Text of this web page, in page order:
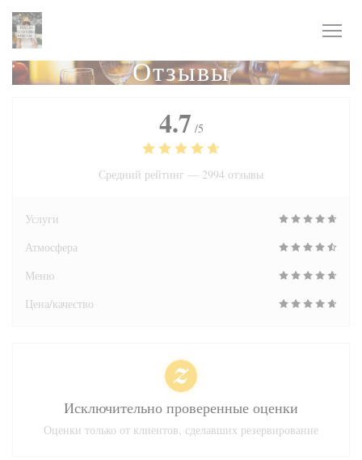
Панель управления cookies
Отзывы
4.7 /5
Средний рейтинг — 2994 отзывы
Услуги
Атмосфера
Меню
Цена/качество
Исключительно проверенные оценки
Оценки только от клиентов, сделавших резервирование